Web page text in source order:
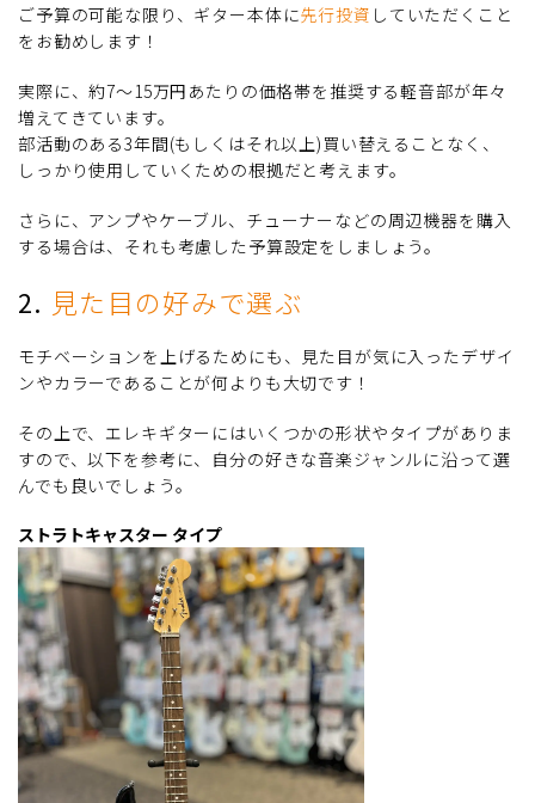
ご予算の可能な限り、ギター本体に先行投資 していただくこと
をお勧めします！
実際に、約7～15万円あたりの価格帯を推奨する軽音部が年々
増えてきています。
部活動のある3年間(もしくはそれ以上)買い替えることなく、
しっかり使用していくための根拠だと考えます。
さらに、アンプやケーブル、チューナーなどの周辺機器を購入
する場合は、それも考慮した予算設定をしましょう。
2. 見た目の好みで選ぶ
モチベーションを上げるためにも、見た目が気に入ったデザイ
ンやカラーであることが何よりも大切です！
その上で、エレキギターにはいくつかの形状やタイプがありま
すので、以下を参考に、自分の好きな音楽ジャンルに沿って選
んでも良いでしょう。
ストラトキャスター タイプ